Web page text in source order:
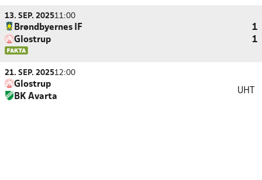
13. SEP. 202511:00
Brøndbyernes IF
1
Glostrup
1
21. SEP. 202512:00
Glostrup
BK Avarta
UHT